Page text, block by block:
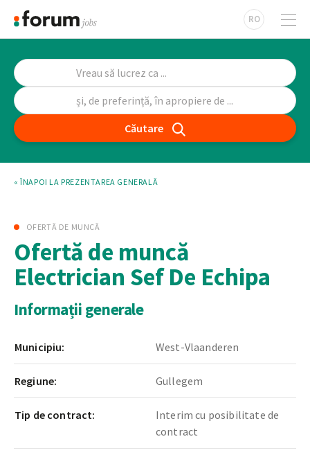
RO
Căutare
« ÎNAPOI LA PREZENTAREA GENERALĂ
OFERTĂ DE MUNCĂ
Ofertă de muncă
Electrician Sef De Echipa
Informații generale
Municipiu: West-Vlaanderen
Regiune: Gullegem
Tip de contract:
Interim cu posibilitate de
contract